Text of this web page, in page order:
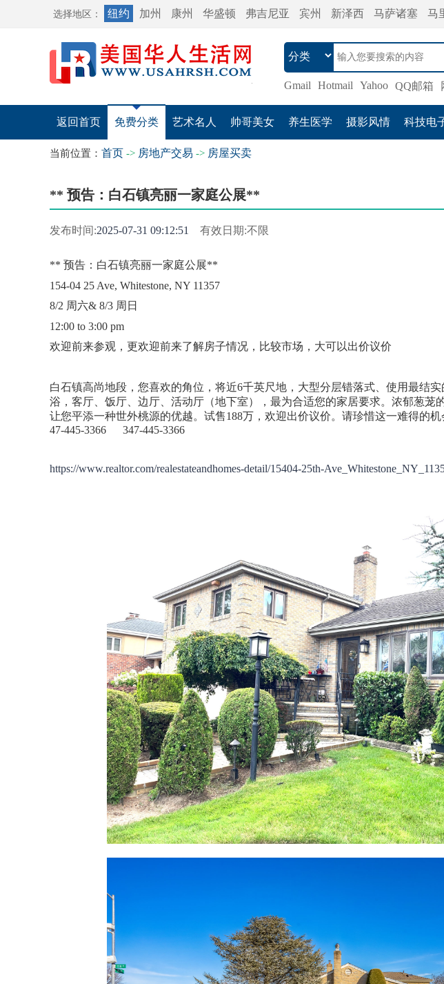
选择地区： 纽约 加州 康州 华盛顿 弗吉尼亚 宾州 新泽西 马萨诸塞 马
Gmail Hotmail Yahoo QQ邮箱
返回首页 免费分类 艺术名人 帅哥美女 养生医学 摄影风情 科技电
当前位置： 首页 -> 房地产交易 -> 房屋买卖
** 预告：白石镇亮丽一家庭公展**
发布时间:2025-07-31 09:12:51 有效日期:不限
** 预告：白石镇亮丽一家庭公展**
154-04 25 Ave, Whitestone, NY 11357
8/2 周六& 8/3 周日
12:00 to 3:00 pm
欢迎前来参观，更欢迎前来了解房子情况，比较市场，大可以出价议价
白石镇高尚地段，您喜欢的角位，将近6千英尺地，大型分层错落式、使用最结实
浴，客厅、饭厅、边厅、活动厅（地下室），最为合适您的家居要求。浓郁葱茏
让您平添一种世外桃源的优越。试售188万，欢迎出价议价。请珍惜这一难得的
47-445-3366 347-445-3366
https://www.realtor.com/realestateandhomes-detail/15404-25th-